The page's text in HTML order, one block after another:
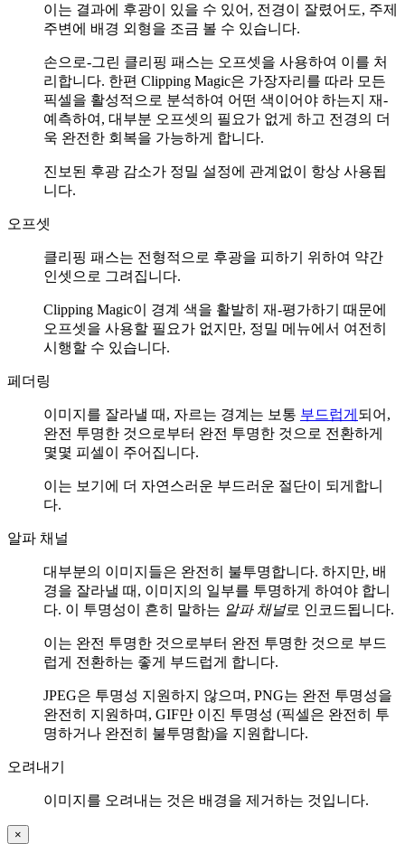
이는 결과에 후광이 있을 수 있어, 전경이 잘렸어도, 주제
주변에 배경 외형을 조금 볼 수 있습니다.
손으로-그린 클리핑 패스는 오프셋을 사용하여 이를 처
리합니다. 한편 Clipping Magic은 가장자리를 따라 모든
픽셀을 활성적으로 분석하여 어떤 색이어야 하는지 재-
예측하여, 대부분 오프셋의 필요가 없게 하고 전경의 더
욱 완전한 회복을 가능하게 합니다.
진보된 후광 감소가 정밀 설정에 관계없이 항상 사용됩
니다.
오프셋
클리핑 패스는 전형적으로 후광을 피하기 위하여 약간
인셋으로 그려집니다.
Clipping Magic이 경계 색을 활발히 재-평가하기 때문에
오프셋을 사용할 필요가 없지만, 정밀 메뉴에서 여전히
시행할 수 있습니다.
페더링
이미지를 잘라낼 때, 자르는 경계는 보통 부드럽게 되어,
완전 투명한 것으로부터 완전 투명한 것으로 전환하게
몇몇 피셀이 주어집니다.
이는 보기에 더 자연스러운 부드러운 절단이 되게합니
다.
알파 채널
대부분의 이미지들은 완전히 불투명합니다. 하지만, 배
경을 잘라낼 때, 이미지의 일부를 투명하게 하여야 합니
다. 이 투명성이 흔히 말하는 알파 채널로 인코드됩니다.
이는 완전 투명한 것으로부터 완전 투명한 것으로 부드
럽게 전환하는 좋게 부드럽게 합니다.
JPEG은 투명성 지원하지 않으며, PNG는 완전 투명성을
완전히 지원하며, GIF만 이진 투명성 (픽셀은 완전히 투
명하거나 완전히 불투명함)을 지원합니다.
오려내기
이미지를 오려내는 것은 배경을 제거하는 것입니다.
×